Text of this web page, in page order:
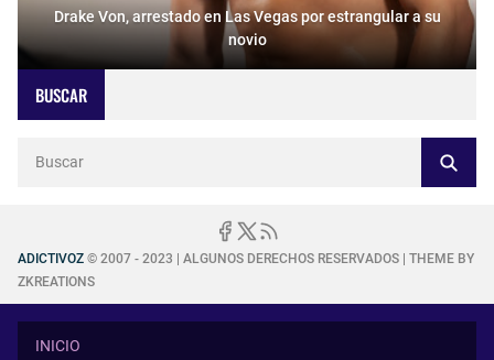
Drake Von, arrestado en Las Vegas por estrangular a su
novio
BUSCAR
ADICTIVOZ © 2007 - 2023 | ALGUNOS DERECHOS RESERVADOS | THEME BY
ZKREATIONS
INICIO